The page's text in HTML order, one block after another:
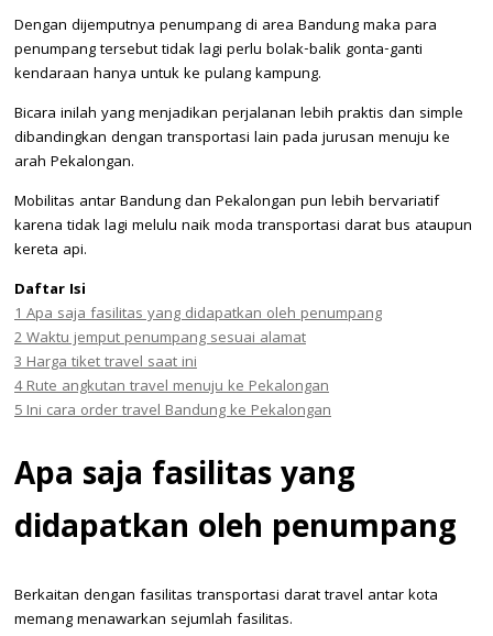
Dengan dijemputnya penumpang di area Bandung maka para
penumpang tersebut tidak lagi perlu bolak-balik gonta-ganti
kendaraan hanya untuk ke pulang kampung.
Bicara inilah yang menjadikan perjalanan lebih praktis dan simple
dibandingkan dengan transportasi lain pada jurusan menuju ke
arah Pekalongan.
Mobilitas antar Bandung dan Pekalongan pun lebih bervariatif
karena tidak lagi melulu naik moda transportasi darat bus ataupun
kereta api.
Daftar Isi
1Apa saja fasilitas yang didapatkan oleh penumpang
2Waktu jemput penumpang sesuai alamat
3Harga tiket travel saat ini
4Rute angkutan travel menuju ke Pekalongan
5Ini cara order travel Bandung ke Pekalongan
Apa saja fasilitas yang
didapatkan oleh penumpang
Berkaitan dengan fasilitas transportasi darat travel antar kota
memang menawarkan sejumlah fasilitas.